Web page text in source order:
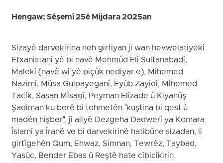
Hengaw; Sêşemî 25ê Mijdara 2025an
Sizayê darvekirina neh girtiyan ji wan hevwelatiyekî
Efxanistanî yê bi navê Mehmûd Elî Sultanabadî,
Malekî (navê wî yê piçûk nediyar e), Mihemed
Nazimî, Mûsa Gulpayeganî, Eyûb Zayidî, Mihemed
Tacîk, Sasan Mîsaqî, Peyman Elîzade û Kiyanûş
Şadiman ku berê bi tohmetên "kuştina bi qest û
madên hişber", ji aliyê Dezgeha Dadwerî ya Komara
Îslamî ya Îranê ve bi darvekirinê hatibûne sizadan, li
girtîgehên Qum, Ehwaz, Simnan, Tewrêz, Taybad,
Yasûc, Bender Ebas û Reştê hate cîbicîkirin.